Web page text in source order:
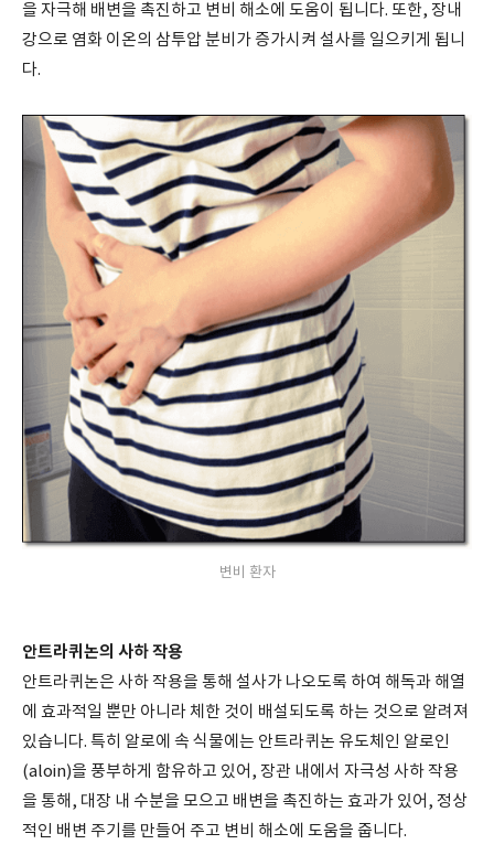
을 자극해 배변을 촉진하고 변비 해소에 도움이 됩니다. 또한, 장내
강으로 염화 이온의 삼투압 분비가 증가시켜 설사를 일으키게 됩니
다.
변비 환자
안트라퀴논의 사하 작용
안트라퀴논은 사하 작용을 통해 설사가 나오도록 하여 해독과 해열
에 효과적일 뿐만 아니라 체한 것이 배설되도록 하는 것으로 알려져
있습니다. 특히 알로에 속 식물에는 안트라퀴논 유도체인 알로인
(aloin)을 풍부하게 함유하고 있어, 장관 내에서 자극성 사하 작용
을 통해, 대장 내 수분을 모으고 배변을 촉진하는 효과가 있어, 정상
적인 배변 주기를 만들어 주고 변비 해소에 도움을 줍니다.